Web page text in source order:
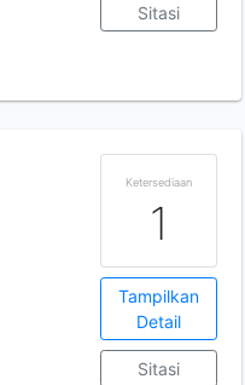
Sitasi
Ketersediaan
1
Tampilkan
Detail
Sitasi